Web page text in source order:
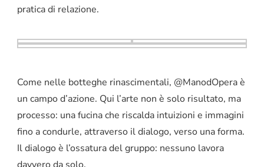
pratica di relazione.
Come nelle botteghe rinascimentali, @ManodOpera è
un campo d’azione. Qui l’arte non è solo risultato, ma
processo: una fucina che riscalda intuizioni e immagini
fino a condurle, attraverso il dialogo, verso una forma.
Il dialogo è l’ossatura del gruppo: nessuno lavora